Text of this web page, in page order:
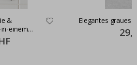
&
einem
Elegantes graues
Price